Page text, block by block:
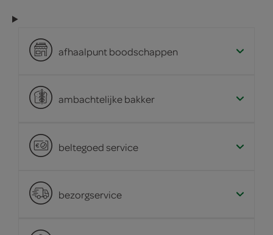
afhaalpunt boodschappen
ambachtelijke bakker
beltegoed service
bezorgservice